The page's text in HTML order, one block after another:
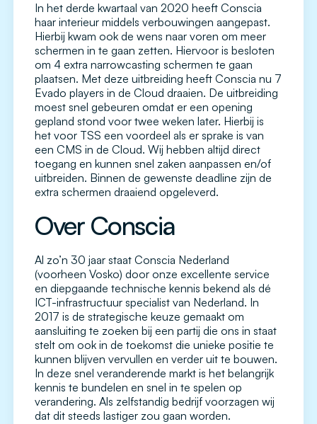
In het derde kwartaal van 2020 heeft Conscia
haar interieur middels verbouwingen aangepast.
Hierbij kwam ook de wens naar voren om meer
schermen in te gaan zetten. Hiervoor is besloten
om 4 extra narrowcasting schermen te gaan
plaatsen. Met deze uitbreiding heeft Conscia nu 7
Evado players in de Cloud draaien. De uitbreiding
moest snel gebeuren omdat er een opening
gepland stond voor twee weken later. Hierbij is
het voor TSS een voordeel als er sprake is van
een CMS in de Cloud. Wij hebben altijd direct
toegang en kunnen snel zaken aanpassen en/of
uitbreiden. Binnen de gewenste deadline zijn de
extra schermen draaiend opgeleverd.
Over Conscia
Al zo’n 30 jaar staat Conscia Nederland
(voorheen Vosko) door onze excellente service
en diepgaande technische kennis bekend als dé
ICT-infrastructuur specialist van Nederland. In
2017 is de strategische keuze gemaakt om
aansluiting te zoeken bij een partij die ons in staat
stelt om ook in de toekomst die unieke positie te
kunnen blijven vervullen en verder uit te bouwen.
In deze snel veranderende markt is het belangrijk
kennis te bundelen en snel in te spelen op
verandering. Als zelfstandig bedrijf voorzagen wij
dat dit steeds lastiger zou gaan worden.